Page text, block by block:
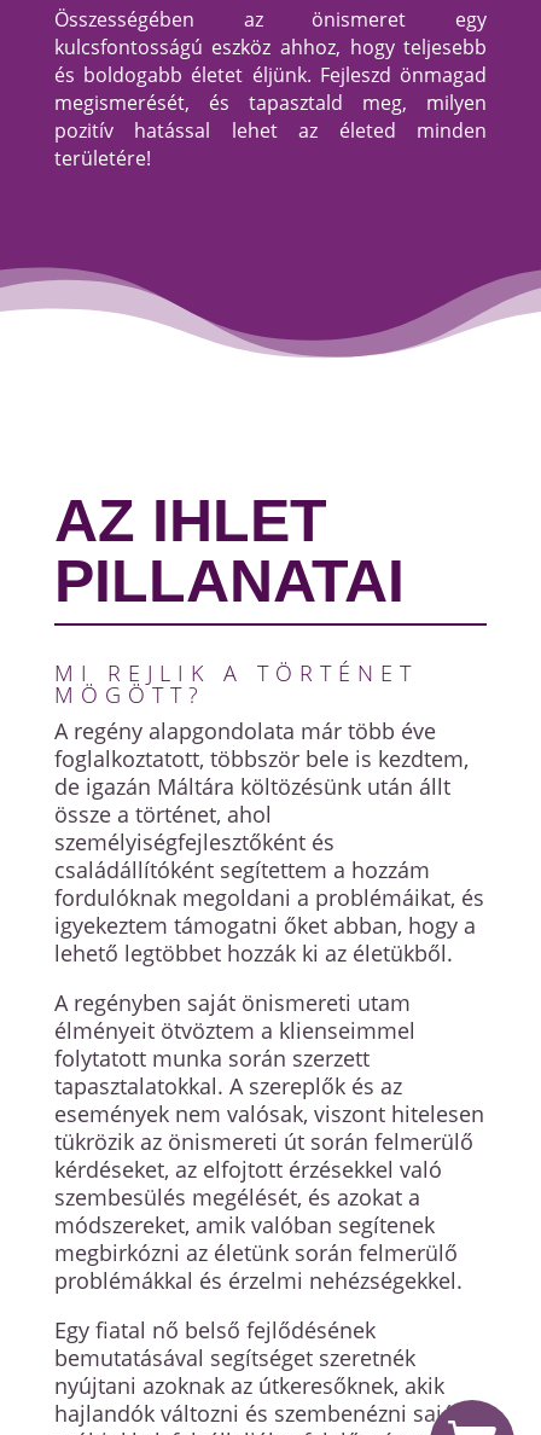
Összességében az önismeret egy
kulcsfontosságú eszköz ahhoz, hogy teljesebb
és boldogabb életet éljünk. Fejleszd önmagad
megismerését, és tapasztald meg, milyen
pozitív hatással lehet az életed minden
területére!
AZ IHLET
PILLANATAI
MI REJLIK A TÖRTÉNET
MÖGÖTT?
A regény alapgondolata már több éve
foglalkoztatott, többször bele is kezdtem,
de igazán Máltára költözésünk után állt
össze a történet, ahol
személyiségfejlesztőként és
családállítóként segítettem a hozzám
fordulóknak megoldani a problémáikat, és
igyekeztem támogatni őket abban, hogy a
lehető legtöbbet hozzák ki az életükből.
A regényben saját önismereti utam
élményeit ötvöztem a klienseimmel
folytatott munka során szerzett
tapasztalatokkal. A szereplők és az
események nem valósak, viszont hitelesen
tükrözik az önismereti út során felmerülő
kérdéseket, az elfojtott érzésekkel való
szembesülés megélését, és azokat a
módszereket, amik valóban segítenek
megbirkózni az életünk során felmerülő
problémákkal és érzelmi nehézségekkel.
Egy fiatal nő belső fejlődésének
bemutatásával segítséget szeretnék
nyújtani azoknak az útkeresőknek, akik
hajlandók változni és szembenézni saját